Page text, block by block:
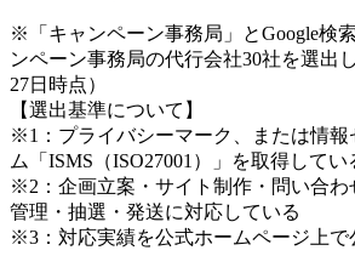
※「キャンペーン事務局」とGoogle検
ンペーン事務局の代行会社30社を選出
27日時点）
【選出基準について】
※1：プライバシーマーク、または情報
ム「ISMS（ISO27001）」を取得してい
※2：企画立案・サイト制作・問い合わ
管理・抽選・発送に対応している
※3：対応実績を公式ホームページ上で